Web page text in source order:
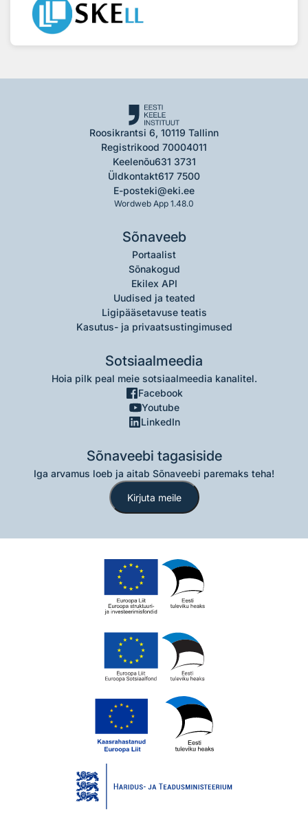
Roosikrantsi 6, 10119 Tallinn
Registrikood 70004011
Keelenõu631 3731
Üldkontakt617 7500
E-posteki@eki.ee
Wordweb App 1.48.0
Sõnaveeb
Portaalist
Sõnakogud
Ekilex API
Uudised ja teated
Ligipääsetavuse teatis
Kasutus- ja privaatsustingimused
Sotsiaalmeedia
Hoia pilk peal meie sotsiaalmeedia kanalitel.
Facebook
Youtube
LinkedIn
Sõnaveebi tagasiside
Iga arvamus loeb ja aitab Sõnaveebi paremaks teha!
Kirjuta meile